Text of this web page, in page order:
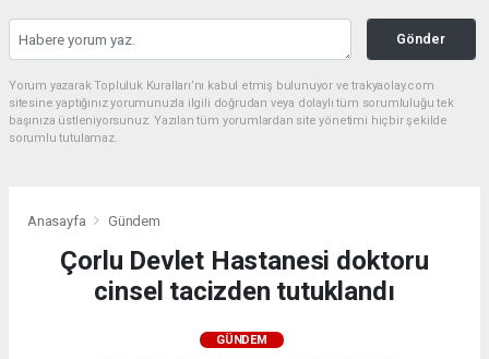
Gönder
Yorum yazarak Topluluk Kuralları’nı kabul etmiş bulunuyor ve trakyaolay.com
sitesine yaptığınız yorumunuzla ilgili doğrudan veya dolaylı tüm sorumluluğu tek
başınıza üstleniyorsunuz. Yazılan tüm yorumlardan site yönetimi hiçbir şekilde
sorumlu tutulamaz.
Anasayfa Gündem
Çorlu Devlet Hastanesi doktoru
cinsel tacizden tutuklandı
GÜNDEM